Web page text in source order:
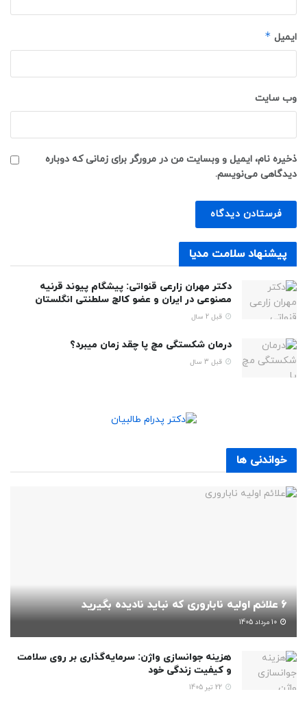
ایمیل *
وب‌ سایت
ذخیره نام، ایمیل و وبسایت من در مرورگر برای زمانی که دوباره
دیدگاهی می‌نویسم.
پیشنهاد سلامت مدیا
دکتر مهران زارعی قنواتی: پیشگام پیوند قرنیه
مصنوعی در ایران و عضو کالج سلطنتی انگلستان
قبل 2 سال
درمان شکستگی مچ پا چقد زمان میبرد؟
قبل 3 سال
خواندنی ها
6 علائم اولیه ناباروری که نباید نادیده بگیرید
هزینه جوانسازی واژن: سرمایه‌گذاری بر روی سلامت
و کیفیت زندگی خود